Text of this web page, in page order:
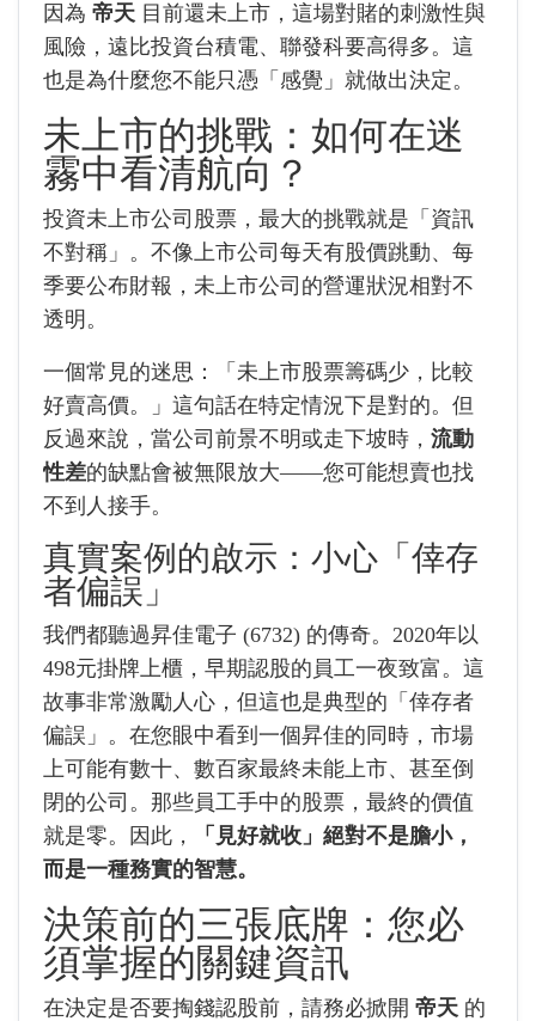
因為 帝天 目前還未上市，這場對賭的刺激性與
風險，遠比投資台積電、聯發科要高得多。這
也是為什麼您不能只憑「感覺」就做出決定。
未上市的挑戰：如何在迷
霧中看清航向？
投資未上市公司股票，最大的挑戰就是「資訊
不對稱」。不像上市公司每天有股價跳動、每
季要公布財報，未上市公司的營運狀況相對不
透明。
一個常見的迷思：「未上市股票籌碼少，比較
好賣高價。」這句話在特定情況下是對的。但
反過來說，當公司前景不明或走下坡時， 流動
性差的缺點會被無限放大——您可能想賣也找
不到人接手。
真實案例的啟示：小心「倖存
者偏誤」
我們都聽過昇佳電子 (6732) 的傳奇。2020年以
498元掛牌上櫃，早期認股的員工一夜致富。這
故事非常激勵人心，但這也是典型的「倖存者
偏誤」。在您眼中看到一個昇佳的同時，市場
上可能有數十、數百家最終未能上市、甚至倒
閉的公司。那些員工手中的股票，最終的價值
就是零。因此，
「見好就收」絕對不是膽小，
而是一種務實的智慧。
決策前的三張底牌：您必
須掌握的關鍵資訊
在決定是否要掏錢認股前，請務必掀開 帝天 的